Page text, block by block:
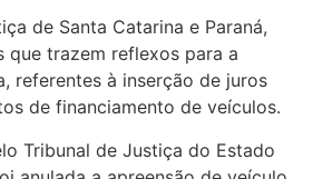
de Santa Catarina e Paraná,
que trazem reflexos para a
referentes à inserção de juros
de financiamento de veículos.
Tribunal de Justiça do Estado